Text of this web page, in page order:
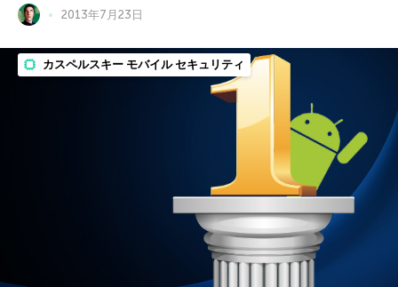
2013年7月23日
カスペルスキー モバイル セキュリティ